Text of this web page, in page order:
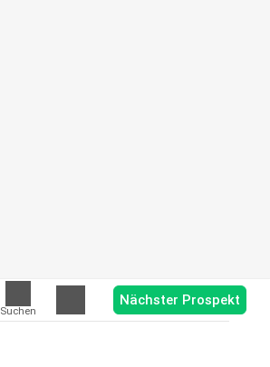
Suchen
Nächster Prospekt